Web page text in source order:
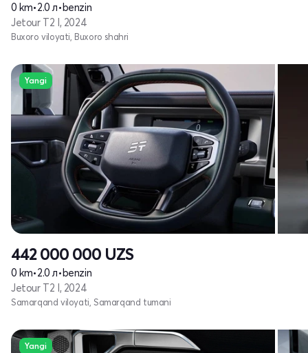
0 km•2.0 л•benzin
Jetour T2 I, 2024
Buxoro viloyati, Buxoro shahri
Yangi
442 000 000 UZS
0 km•2.0 л•benzin
Jetour T2 I, 2024
Samarqand viloyati, Samarqand tumani
Yangi